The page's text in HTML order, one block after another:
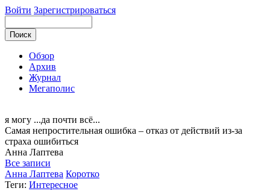
Войти Зарегистрироваться
Обзор
Архив
Журнал
Мегаполис
я могу ...да почти всё...
Самая непростительная ошибка – отказ от действий из-за
страха ошибиться
Анна Лаптева
Все записи
Анна Лаптева Коротко
Теги: Интересное